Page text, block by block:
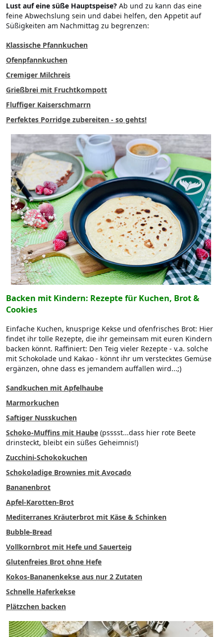
Lust auf eine süße Hauptspeise? Ab und zu kann das eine
feine Abwechslung sein und dabei helfen, den Appetit auf
Süßigkeiten am Nachmittag zu begrenzen:
Klassische Pfannkuchen
Ofenpfannkuchen
Cremiger Milchreis
Grießbrei mit Fruchtkompott
Fluffiger Kaiserschmarrn
Perfektes Porridge zubereiten - so gehts!
Backen mit Kindern: Rezepte für Kuchen, Brot &
Cookies
Einfache Kuchen, knusprige Kekse und ofenfrisches Brot: Hier
findet ihr tolle Rezepte, die ihr gemeinsam mit euren Kindern
backen könnt. Raffiniert: Den Teig vieler Rezepte - v.a. solche
mit Schokolade und Kakao - könnt ihr um verstecktes Gemüse
ergänzen, ohne dass es jemandem auffallen wird...;)
Sandkuchen mit Apfelhaube
Marmorkuchen
Saftiger Nusskuchen
Schoko-Muffins mit Haube (psssst...dass hier rote Beete
drinsteckt, bleibt ein süßes Geheimnis!)
Zucchini-Schokokuchen
Schokoladige Brownies mit Avocado
Bananenbrot
Apfel-Karotten-Brot
Mediterranes Kräuterbrot mit Käse & Schinken
Bubble-Bread
Vollkornbrot mit Hefe und Sauerteig
Glutenfreies Brot ohne Hefe
Kokos-Bananenkekse aus nur 2 Zutaten
Schnelle Haferkekse
Plätzchen backen